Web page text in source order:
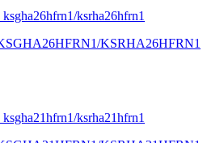
KSRHA26HFRN1